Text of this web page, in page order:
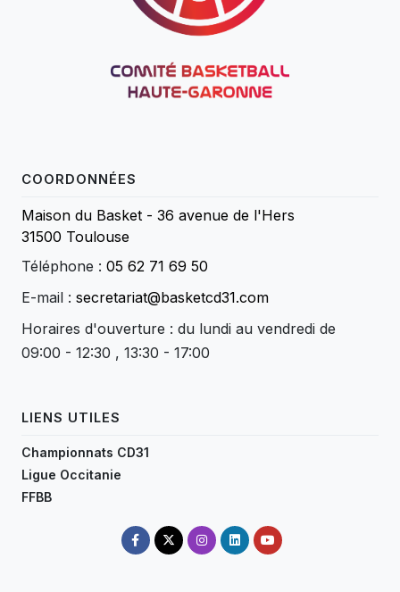
COORDONNÉES
Maison du Basket - 36 avenue de l'Hers
31500 Toulouse
Téléphone : 05 62 71 69 50
E-mail : secretariat@basketcd31.com
Horaires d'ouverture : du lundi au vendredi de
09:00 - 12:30 , 13:30 - 17:00
LIENS UTILES
Championnats CD31
Ligue Occitanie
FFBB